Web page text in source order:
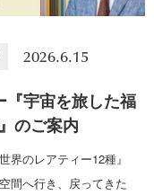
2026.6.15
『宇宙を旅した福
のご案内
界のレアティー12種』
間へ行き、戻ってきた